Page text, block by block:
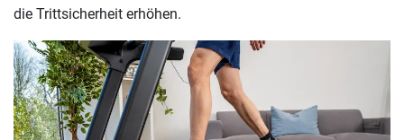
die Trittsicherheit erhöhen.